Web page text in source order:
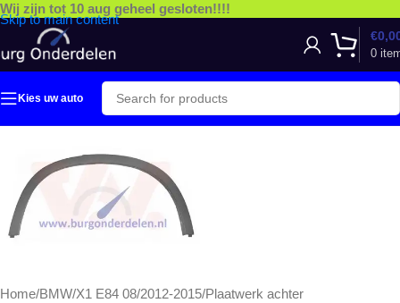
Skip to main content
Wij zijn tot 10 aug geheel gesloten!!!!
0
€
Kies uw auto
Home/BMW/X1 E84 08/2012-2015/Plaatwerk achter